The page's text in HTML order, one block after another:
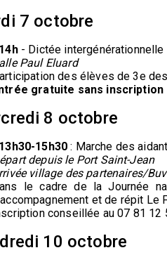
7 octobre
14h- Dictée intergénérationnelle
Paul Eluard
des élèves de 3e
gratuite sans inscription
8 octobre
13h30-15h30 : Marche des
depuis le Port Saint-Jean
village des partenaires/
le cadre de la Journée
et de répit Le
conseillée au 07 81 12
10 octobre